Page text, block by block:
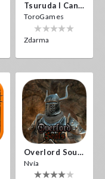
Tsuruda I Can Get Really Crazy
ToroGames
Zdarma
Overlord Souls
Nvía